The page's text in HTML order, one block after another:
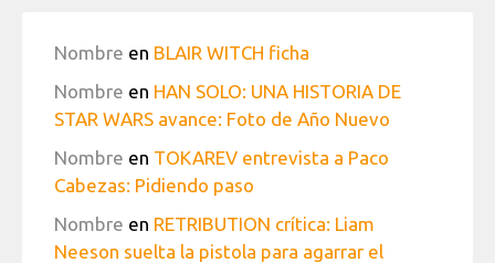
Nombre en BLAIR WITCH ficha
Nombre en HAN SOLO: UNA HISTORIA DE
STAR WARS avance: Foto de Año Nuevo
Nombre en TOKAREV entrevista a Paco
Cabezas: Pidiendo paso
Nombre en RETRIBUTION crítica: Liam
Neeson suelta la pistola para agarrar el